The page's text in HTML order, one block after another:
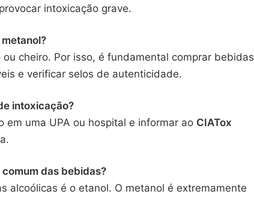
intoxicação grave.
cheiro. Por isso, é fundamental comprar bebidas
e verificar selos de autenticidade.
intoxicação?
uma UPA ou hospital e informar ao CIATox
comum das bebidas?
alcoólicas é o etanol. O metanol é extremamente